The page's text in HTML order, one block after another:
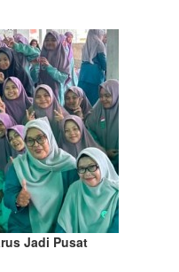
Jadi Pusat